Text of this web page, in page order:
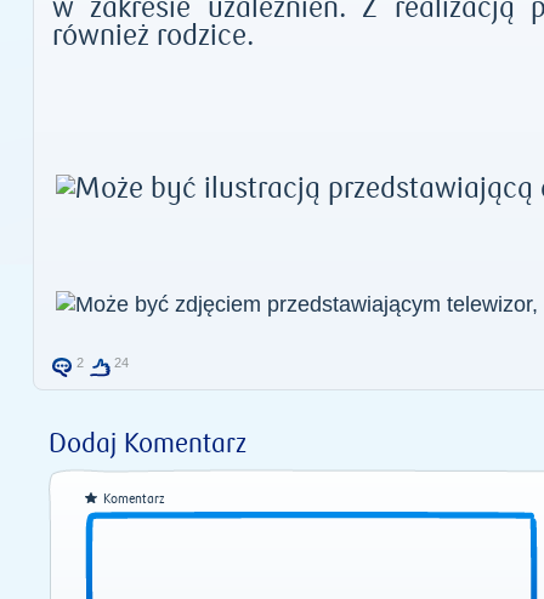
w zakresie uzależnień. Z realizacją
również rodzice.
2 24
Dodaj Komentarz
Komentarz